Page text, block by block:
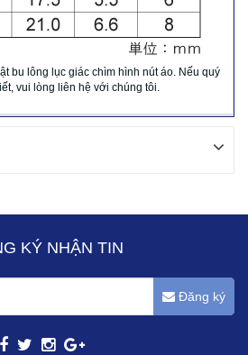
bu lông lục giác chìm hình nút áo. Nếu quý
vui lòng liên hệ với chúng tôi.
KÝ NHẬN TIN
Đăng ký